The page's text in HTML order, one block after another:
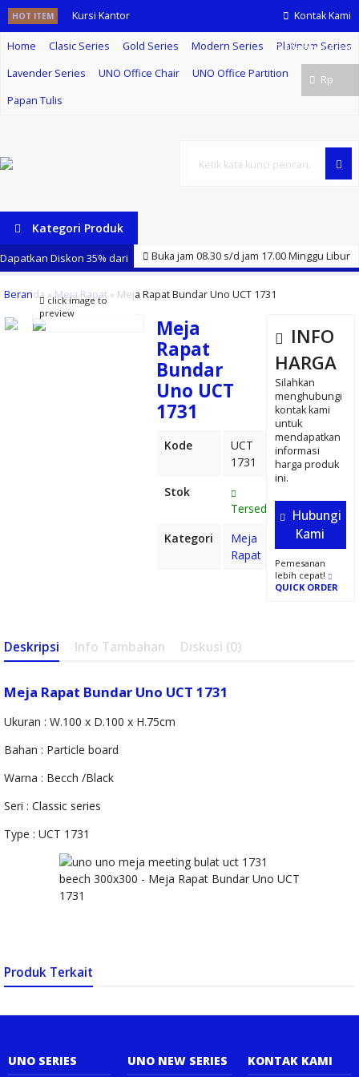
HOT ITEM Kursi Kantor
Uno Panama
HR
8773
Meja Rapat
Meja Kantor
Uno UOD 1082
Kontak Kami
Member Area
Rp
Home Clasic Series Gold Series Modern Series
Platinum Series
Lavender Series
UNO Office Chair
UNO Office Partition
Papan Tulis
Kategori Produk
Buka jam 08.30 s/d jam 17.00 Minggu Libur
Dapatkan Diskon 35% dari
Beranda »Meja Rapat» Meja Rapat Bundar Uno UCT 1731
click image to
preview
Meja
Rapat
Bundar
Uno UCT
1731
Kode
UCT
1731
Stok
Tersedia
Kategori
Meja
Rapat
INFO
HARGA
Silahkan
menghubungi
kontak kami
untuk
mendapatkan
informasi
harga produk
ini.
Hubungi
Kami
Pemesanan
lebih cepat!
QUICK ORDER
Deskripsi Info Tambahan Diskusi (0)
Meja Rapat Bundar Uno UCT 1731
Ukuran : W.100 x D.100 x H.75cm
Bahan : Particle board
Warna : Becch /Black
Seri : Classic series
Type : UCT 1731
Produk Terkait
UNO SERIES UNO NEW SERIES KONTAK KAMI